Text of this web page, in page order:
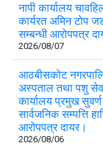
नापी कार्यालय
कार्यरत अमिन टोप
सम्बन्धी आरोपपत्र
2026/08/07
आठबीसकोट
अस्पताल तथा पशु
कार्यालय प्रमुख
सार्वजनिक सम्पत्ति
आरोपपत्र दायर।
2026/08/06